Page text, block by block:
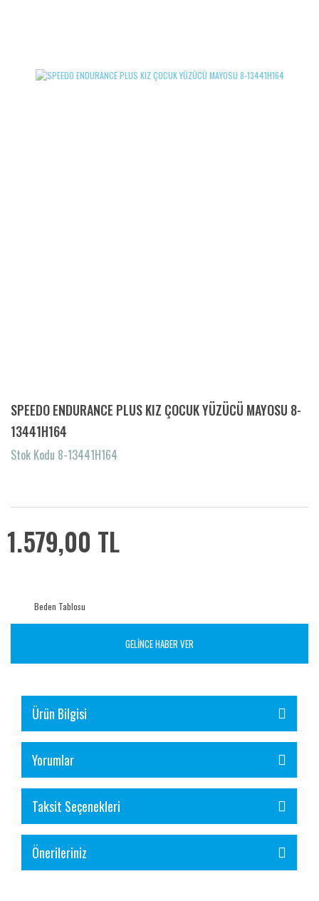
SPEEDO ENDURANCE PLUS KIZ ÇOCUK YÜZÜCÜ MAYOSU 8-
13441H164
Stok Kodu 8-13441H164
1.579,00 TL
Beden Tablosu
GELİNCE HABER VER
Ürün Bilgisi
Yorumlar
Taksit Seçenekleri
Önerileriniz